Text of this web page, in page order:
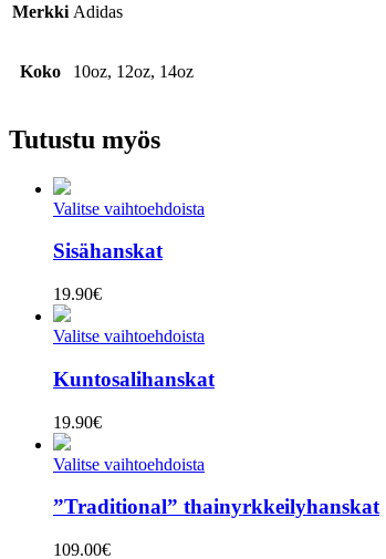
Merkki Adidas
Koko 10oz, 12oz, 14oz
Tutustu myös
Valitse vaihtoehdoista
Sisähanskat
19.90€
Valitse vaihtoehdoista
Kuntosalihanskat
19.90€
Valitse vaihtoehdoista
”Traditional” thainyrkkeilyhanskat
109.00€